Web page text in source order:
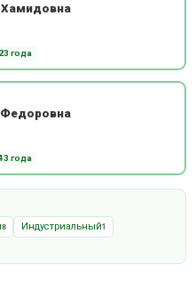
Хамидовна
года
года
8 Индустриальный1